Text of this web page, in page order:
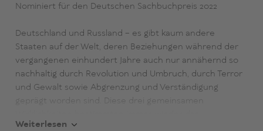
Nominiert für den Deutschen Sachbuchpreis 2022
Deutschland und Russland – es gibt kaum andere
Staaten auf der Welt, deren Beziehungen während der
vergangenen einhundert Jahre auch nur annähernd so
nachhaltig durch Revolution und Umbruch, durch Terror
und Gewalt sowie Abgrenzung und Verständigung
geprägt worden sind. Diese drei gemeinsamen
Weltgeschehen und wirken bis in die Gegenwart. Das gilt
Weiterlesen